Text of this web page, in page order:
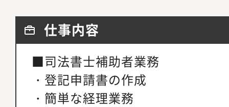
仕事内容
■司法書士補助者業務
・登記申請書の作成
・簡単な経理業務